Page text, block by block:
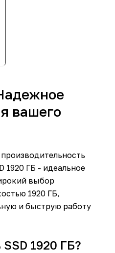
вашего
1920 ГБ - идеальное
выбор
1920 ГБ,
и быструю работу
1920 ГБ?